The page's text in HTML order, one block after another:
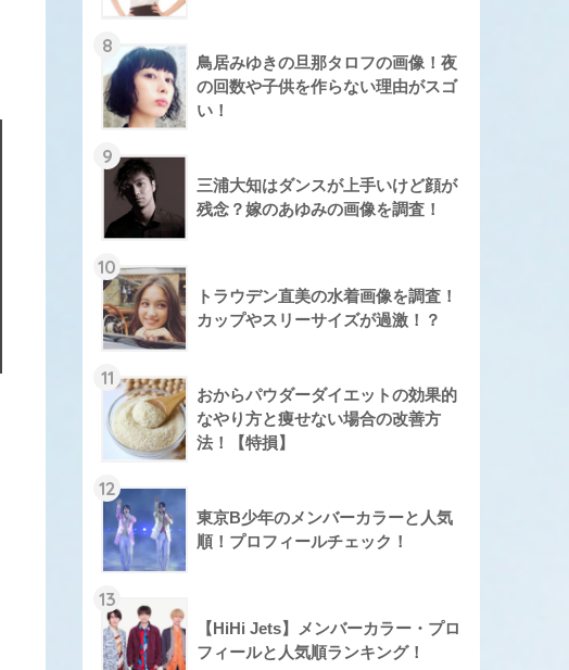
8
鳥居みゆきの旦那タロフの画像！夜
の回数や子供を作らない理由がスゴ
い！
9
三浦大知はダンスが上手いけど顔が
残念？嫁のあゆみの画像を調査！
10
トラウデン直美の水着画像を調査！
カップやスリーサイズが過激！？
11
おからパウダーダイエットの効果的
なやり方と痩せない場合の改善方
法！【特損】
12
東京B少年のメンバーカラーと人気
順！プロフィールチェック！
13
【HiHi Jets】メンバーカラー・プロ
フィールと人気順ランキング！